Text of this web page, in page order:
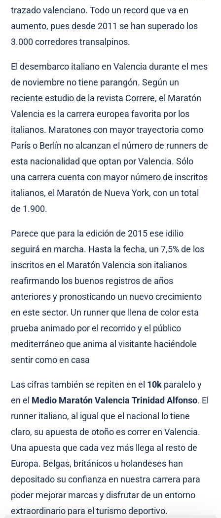
trazado valenciano. Todo un record que va en
aumento, pues desde 2011 se han superado los
3.000 corredores transalpinos.
El desembarco italiano en Valencia durante el mes
de noviembre no tiene parangón. Según un
reciente estudio de la revista Correre, el Maratón
Valencia es la carrera europea favorita por los
italianos. Maratones con mayor trayectoria como
París o Berlín no alcanzan el número de runners de
esta nacionalidad que optan por Valencia. Sólo
una carrera cuenta con mayor número de inscritos
italianos, el Maratón de Nueva York, con un total
de 1.900.
Parece que para la edición de 2015 ese idilio
seguirá en marcha. Hasta la fecha, un 7,5% de los
inscritos en el Maratón Valencia son italianos
reafirmando los buenos registros de años
anteriores y pronosticando un nuevo crecimiento
en este sector. Un runner que llena de color esta
prueba animado por el recorrido y el público
mediterráneo que anima al visitante haciéndole
sentir como en casa
Las cifras también se repiten en el 10k paralelo y
en el Medio Maratón Valencia Trinidad Alfonso. El
runner italiano, al igual que el nacional lo tiene
claro, su apuesta de otoño es correr en Valencia.
Una apuesta que cada vez más llega al resto de
Europa. Belgas, británicos u holandeses han
depositado su confianza en nuestra carrera para
poder mejorar marcas y disfrutar de un entorno
extraordinario para el turismo deportivo.